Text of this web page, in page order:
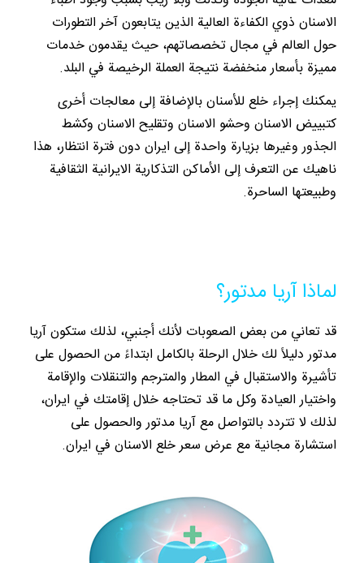
الاسنان ذوي الكفاءة العالية الذين يتابعون آخر التطورات
حول العالم في مجال تخصصاتهم، حيث يقدمون خدمات
مميزة بأسعار منخفضة نتيجة العملة الرخيصة في البلد.
يمكنك إجراء خلع للأسنان بالإضافة إلى معالجات أخرى
كتبييض الاسنان وحشو الاسنان وتقليح الاسنان وكشط
الجذور وغيرها بزيارة واحدة إلى ايران دون فترة انتظار، هذا
ناهيك عن التعرف إلى الأماكن التذكارية الايرانية الثقافية
وطبيعتها الساحرة.
لماذا آريا مدتور؟
قد تعاني من بعض الصعوبات لأنك أجنبي، لذلك ستكون آريا
مدتور دليلاً لك خلال الرحلة بالكامل ابتداءً من الحصول على
تأشيرة والاستقبال في المطار والمترجم والتنقلات والإقامة
واختيار العيادة وكل ما قد تحتاجه خلال إقامتك في ايران،
لذلك لا تتردد بالتواصل مع آريا مدتور والحصول على
استشارة مجانية مع عرض سعر خلع الاسنان في ايران.